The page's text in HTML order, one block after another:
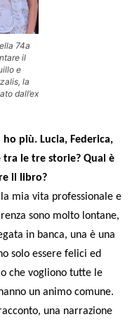
74a
il
e
la
dall’ex
più. Lucia, Federica,
le tre storie? Qual è
il libro?
mia vita professionale e
sono molto lontane,
in banca, una è una
solo essere felici ed
che vogliono tutte le
un animo comune.
una narrazione